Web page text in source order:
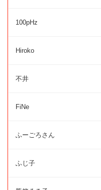
100pHz
Hiroko
不井
FiNe
ふーごろさん
ふじ子